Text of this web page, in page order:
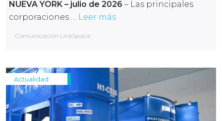
NUEVA YORK – julio de 2026 – Las principales
corporaciones … Leer más
Comunicación LinkSpace
Actualidad